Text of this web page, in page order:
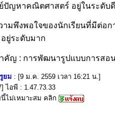
ปัญหาคณิตศาสตร์ อยู่ในระดับดี
ามพึงพอใจของนักเรียนที่มีต่อก
ยู่ระดับมาก
คัญ : การพัฒนารูปแบบการสอ
ยม : [9 ม.ค. 2559 เวลา 16:21 น.]
ไอพี : 1.47.73.33
ไม่เหมาะสม คลิก